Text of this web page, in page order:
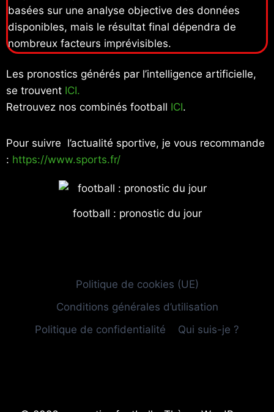
basées sur une analyse objective des données
disponibles, mais le résultat final dépendra de
nombreux facteurs imprévisibles.
Les pronostics générés par l’intelligence artificielle,
se trouvent ICI.
Retrouvez nos combinés football ICI.
Pour suivre l’actualité sportive, je vous recommande
: https://www.sports.fr/
football : pronostic du jour
Politique de cookies (UE)
Conditions générales d’utilisation
Politique de confidentialité
Qui suis-je ?